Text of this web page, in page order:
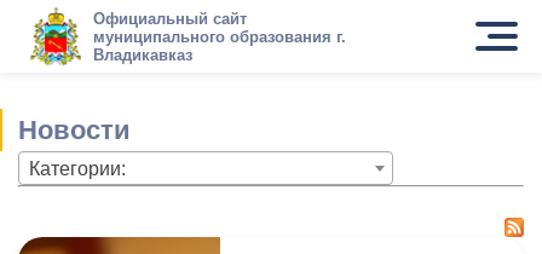
Официальный сайт
муниципального образования г.
Владикавказ
Новости
Категории: